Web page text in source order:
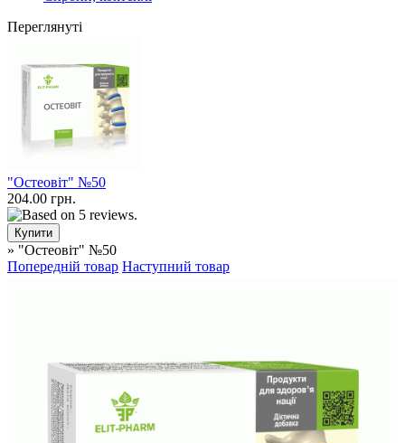
Переглянуті
"Остеовіт" №50
204.00 грн.
» "Остеовіт" №50
Попередній товар Наступний товар